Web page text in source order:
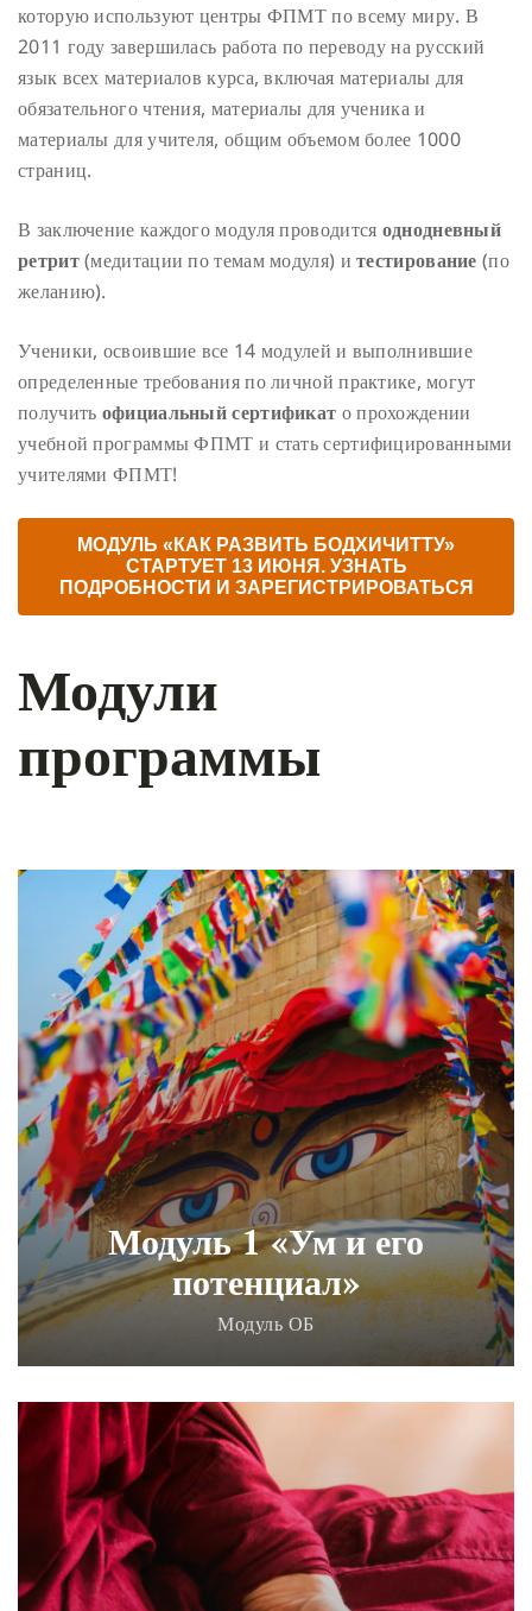
которую используют центры ФПМТ по всему миру. В
2011 году завершилась работа по переводу на русский
язык всех материалов курса, включая материалы для
обязательного чтения, материалы для ученика и
материалы для учителя, общим объемом более 1000
страниц.
В заключение каждого модуля проводится однодневный
ретрит(медитации по темам модуля) итестирование (по
желанию).
Ученики, освоившие все 14 модулей и выполнившие
определенные требования по личной практике, могут
получить официальный сертификат о прохождении
учебной программы ФПМТ и стать сертифицированными
учителями ФПМТ!
МОДУЛЬ «КАК РАЗВИТЬ БОДХИЧИТТУ»
СТАРТУЕТ 13 ИЮНЯ. УЗНАТЬ
ПОДРОБНОСТИ И ЗАРЕГИСТРИРОВАТЬСЯ
Модули
программы
Модуль 1 «Ум и его
потенциал»
Модуль ОБ